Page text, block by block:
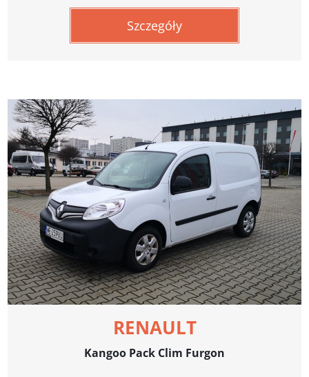
Szczegóły
RENAULT
Kangoo Pack Clim Furgon